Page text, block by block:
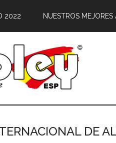
2022 NUESTROS MEJORES
DE